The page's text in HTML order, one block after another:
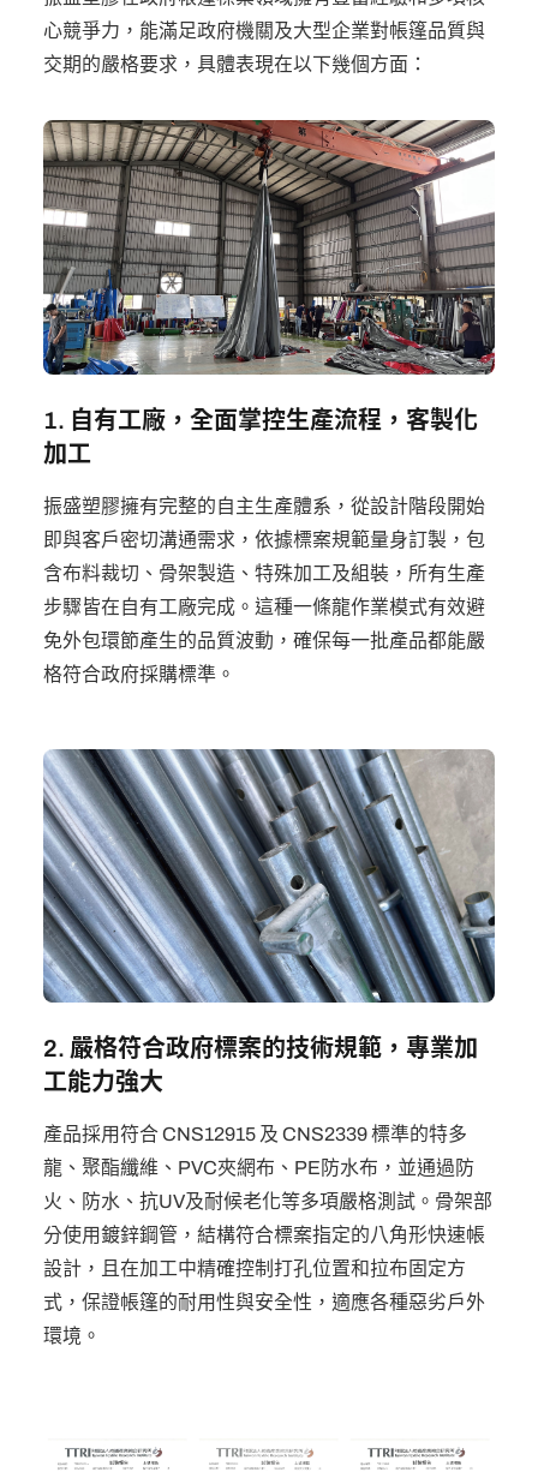
心競爭力，能滿足政府機關及大型企業對帳篷品質與
交期的嚴格要求，具體表現在以下幾個方面：
1. 自有工廠，全面掌控生產流程，客製化
加工
振盛塑膠擁有完整的自主生產體系，從設計階段開始
即與客戶密切溝通需求，依據標案規範量身訂製，包
含布料裁切、骨架製造、特殊加工及組裝，所有生產
步驟皆在自有工廠完成。這種一條龍作業模式有效避
免外包環節產生的品質波動，確保每一批產品都能嚴
格符合政府採購標準。
2. 嚴格符合政府標案的技術規範，專業加
工能力強大
產品採用符合 CNS12915 及 CNS2339 標準的特多
龍、聚酯纖維、PVC夾網布、PE防水布，並通過防
火、防水、抗UV及耐候老化等多項嚴格測試。骨架部
分使用鍍鋅鋼管，結構符合標案指定的八角形快速帳
設計，且在加工中精確控制打孔位置和拉布固定方
式，保證帳篷的耐用性與安全性，適應各種惡劣戶外
環境。